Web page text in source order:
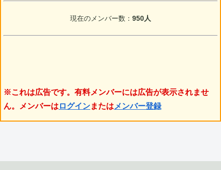
現在のメンバー数： 950人
※これは広告です。有料メンバーには広告が表示されませ
ん。メンバーは ログインまたは メンバー登録